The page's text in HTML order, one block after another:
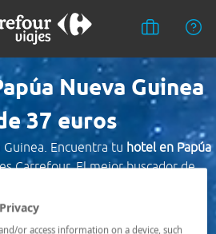
Nueva Guinea
37 euros
Encuentra tu hotel en Papúa
Carrefour. El mejor buscador de
¡Reserva ahora!.
or access information on a device, such